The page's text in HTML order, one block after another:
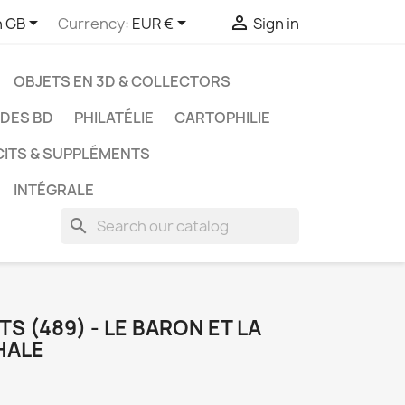
GB Currency: EUR €  Sign in
OBJETS EN 3D & COLLECTORS
BD PHILATÉLIE
CARTOPHILIE
& SUPPLÉMENTS
INTÉGRALE
search
(489) - LE BARON ET LA